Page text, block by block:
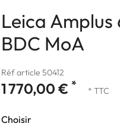
Leica
BDC MoA
Réf article 50412
1 770,00 € * * TTC
Choisir